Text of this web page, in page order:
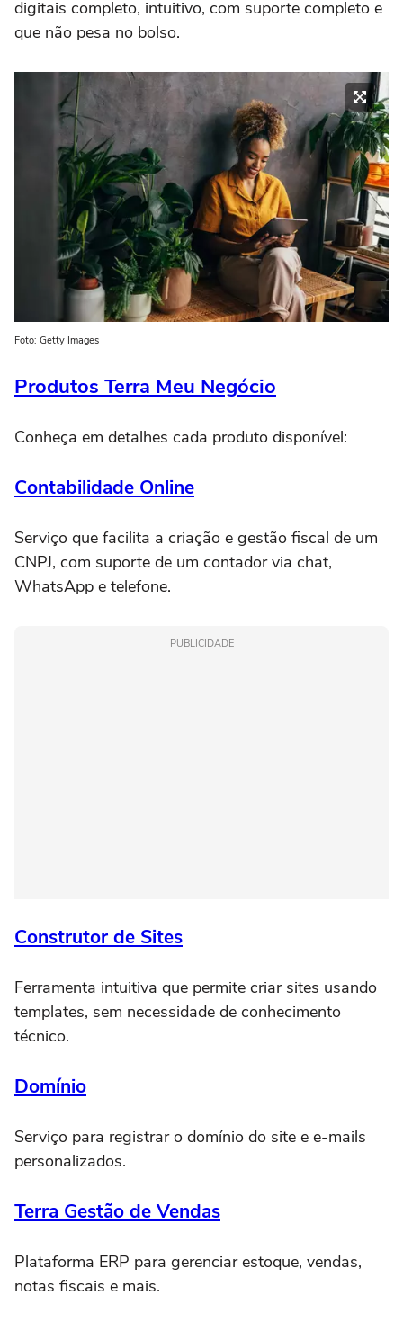
digitais completo, intuitivo, com suporte completo e
que não pesa no bolso.
Foto: Getty Images
Produtos Terra Meu Negócio
Conheça em detalhes cada produto disponível:
Contabilidade Online
Serviço que facilita a criação e gestão fiscal de um
CNPJ, com suporte de um contador via chat,
WhatsApp e telefone.
PUBLICIDADE
Construtor de Sites
Ferramenta intuitiva que permite criar sites usando
templates, sem necessidade de conhecimento
técnico.
Domínio
Serviço para registrar o domínio do site e e-mails
personalizados.
Terra Gestão de Vendas
Plataforma ERP para gerenciar estoque, vendas,
notas fiscais e mais.